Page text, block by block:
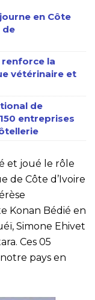
en Côte
de
renforce la
vétérinaire et
de
entreprises
et joué le rôle
de Côte d’Ivoire
Konan Bédié en
Simone Ehivet
Ces 05
pays en